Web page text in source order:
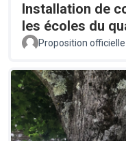
Installation de
les écoles du
Proposition officielle